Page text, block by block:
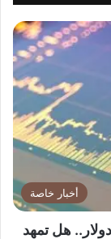
أخبار خاصة
تعزز مراكزها دون 65 ألف دولار.. هل تمهد